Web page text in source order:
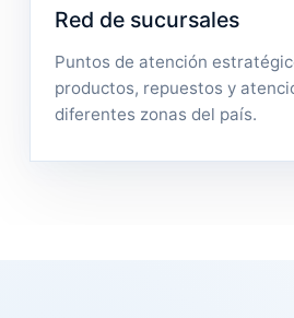
Red de sucursales
Puntos de atención
productos, repuestos y
diferentes zonas del país.